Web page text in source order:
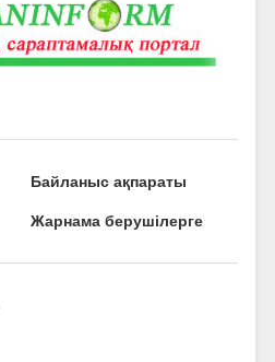
Байланыс ақпараты
Жарнама берушілерге